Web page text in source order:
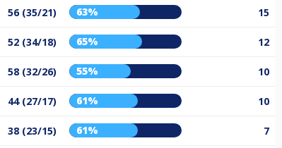
56 (35/21) 63% 15
52 (34/18) 65% 12
58 (32/26) 55% 10
44 (27/17) 61% 10
38 (23/15) 61% 7